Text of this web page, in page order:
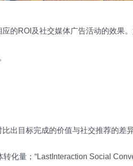
的ROI及社交媒体广告活动的效果
出目标完成的价值与社交推荐的差异
化量；“LastInteraction Social